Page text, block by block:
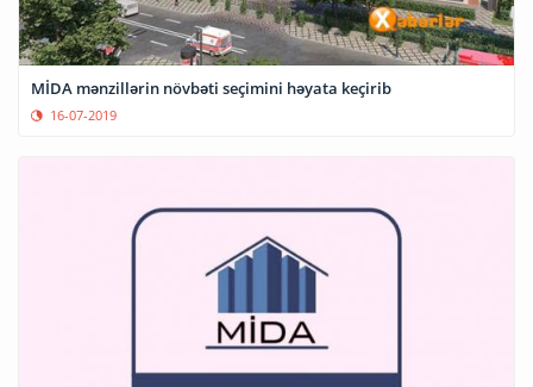
MİDA mənzillərin növbəti seçimini həyata keçirib
16-07-2019